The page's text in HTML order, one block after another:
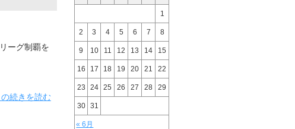
ーグ制覇を
の続きを読む
« 6月
1
2 3 4 5 6 7 8
9 10 11 12 13 14 15
16 17 18 19 20 21 22
23 24 25 26 27 28 29
30 31